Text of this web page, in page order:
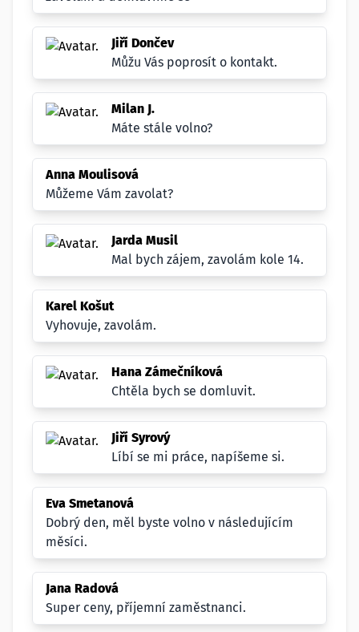
Jiří Dončev
Můžu Vás poprosít o kontakt.
Milan J.
Máte stále volno?
Anna Moulisová
Můžeme Vám zavolat?
Jarda Musil
Mal bych zájem, zavolám kole 14.
Karel Košut
Vyhovuje, zavolám.
Hana Zámečníková
Chtěla bych se domluvit.
Jiří Syrový
Líbí se mi práce, napíšeme si.
Eva Smetanová
Dobrý den, měl byste volno v následujícím
měsíci.
Jana Radová
Super ceny, příjemní zaměstnanci.